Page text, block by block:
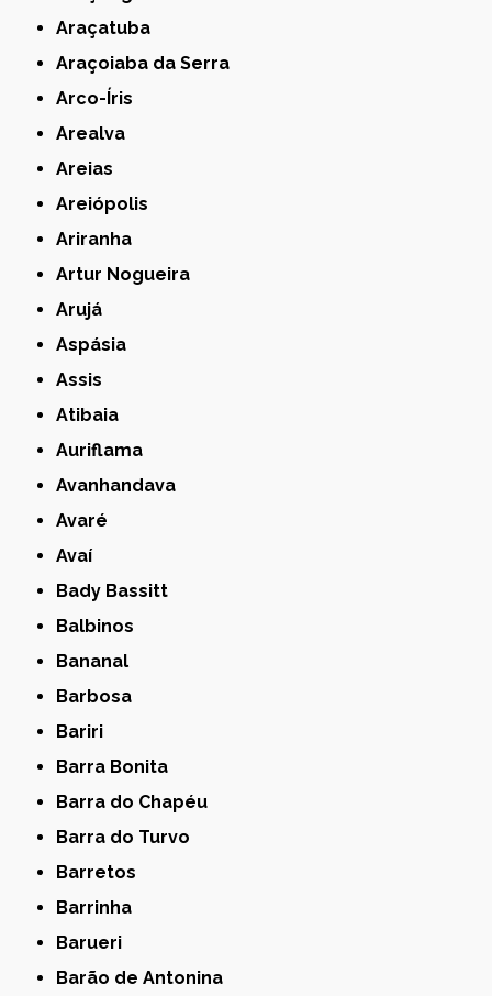
Araçatuba
Araçoiaba da Serra
Arco-Íris
Arealva
Areias
Areiópolis
Ariranha
Artur Nogueira
Arujá
Aspásia
Assis
Atibaia
Auriflama
Avanhandava
Avaré
Avaí
Bady Bassitt
Balbinos
Bananal
Barbosa
Bariri
Barra Bonita
Barra do Chapéu
Barra do Turvo
Barretos
Barrinha
Barueri
Barão de Antonina